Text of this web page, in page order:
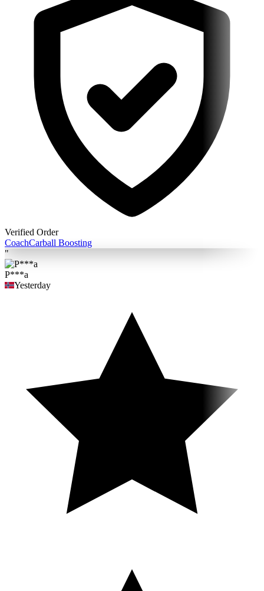
Verified Order
CoachCarball Boosting
"
P***a
Yesterday